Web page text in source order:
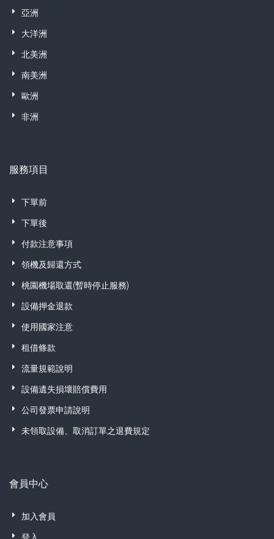
亞洲
大洋洲
北美洲
南美洲
歐洲
非洲
服務項目
下單前
下單後
付款注意事項
領機及歸還方式
桃園機場取還(暫時停止服務)
設備押金退款
使用國家注意
租借條款
流量規範說明
設備遺失損壞賠償費用
公司發票申請說明
未領取設備、取消訂單之退費規定
會員中心
加入會員